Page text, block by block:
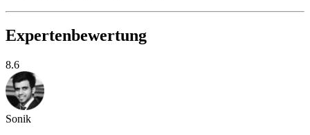
Expertenbewertung
8.6
Sonik